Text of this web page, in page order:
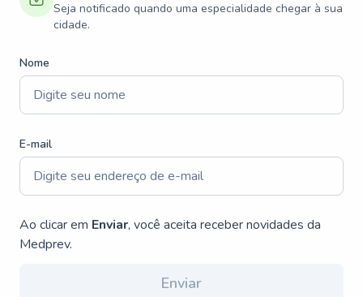
Seja notificado quando uma especialidade chegar à sua
cidade.
Nome
E-mail
Ao clicar em Enviar, você aceita receber novidades da
Medprev.
Enviar